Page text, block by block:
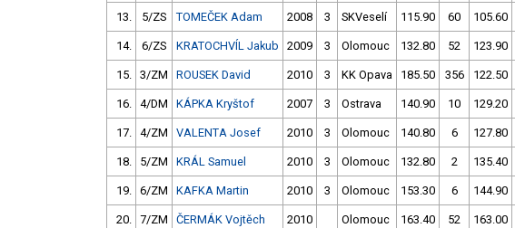
13. 5/ZS TOMEČEK Adam 2008 3 SKVeselí 115.90 60 105.60
14. 6/ZS KRATOCHVÍL Jakub 2009 3 Olomouc 132.80 52 123.90
15. 3/ZM ROUSEK David 2010 3 KK Opava 185.50 356 122.50
16. 4/DM KÁPKA Kryštof 2007 3 Ostrava 140.90 10 129.20
17. 4/ZM VALENTA Josef 2010 3 Olomouc 140.80 6 127.80
18. 5/ZM KRÁL Samuel 2010 3 Olomouc 132.80 2 135.40
19. 6/ZM KAFKA Martin 2010 3 Olomouc 153.30 6 144.90
20. 7/ZM ČERMÁK Vojtěch 2010 Olomouc 163.40 52 163.00